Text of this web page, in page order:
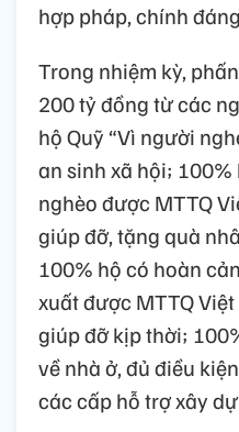
hợp pháp, chính
Trong nhiệm kỳ,
200 tỷ đồng từ các
hộ Quỹ “Vì người
an sinh xã hội;
nghèo được MTTQ
giúp đỡ, tặng quà
100% hộ có hoàn
xuất được MTTQ
giúp đỡ kịp thời;
về nhà ở, đủ điều
các cấp hỗ trợ xây